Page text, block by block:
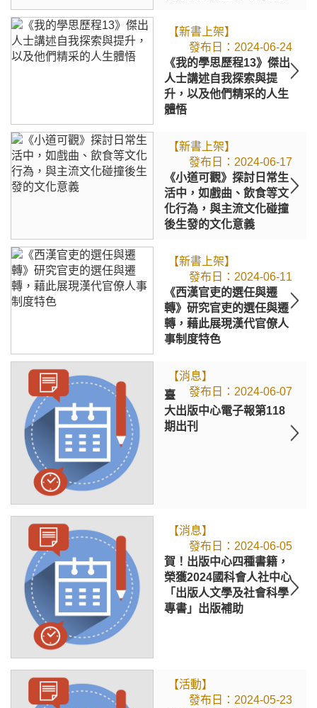
【新書上架】
2024-06-24
《我的學思歷程13》傑出
人士講述自我探索與提
升，以及他們精采的人生
體悟
【新書上架】
2024-06-17
《小道可觀》探討日常生
活中，如戲曲、飲食等文
化行為，與主流文化碰撞
後生發的文化意義
【新書上架】
2024-06-11
《西漢官吏的選任與遷
轉》研究官吏的選任與遷
轉，藉此展現漢代官僚人
事制度特色
【消息】
2024-06-07
臺
大出版中心電子報第118
期出刊
【消息】
2024-06-05
賀！出版中心四種書籍，
榮獲2024國科會人社中心
「出版人文學及社會科學
專書」出版補助
【活動】
2024-05-23